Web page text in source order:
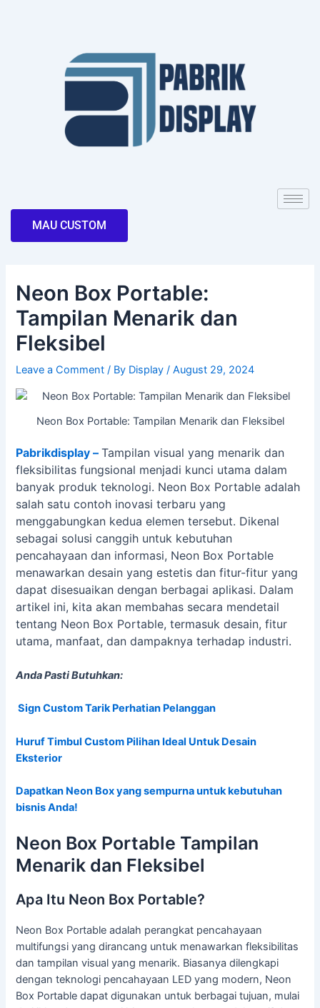
MAU CUSTOM
Neon Box Portable:
Tampilan Menarik dan
Fleksibel
Leave a Comment / By Display/August 29, 2024
Neon Box Portable: Tampilan Menarik dan Fleksibel
Pabrikdisplay –Tampilan visual yang menarik dan
fleksibilitas fungsional menjadi kunci utama dalam
banyak produk teknologi. Neon Box Portable adalah
salah satu contoh inovasi terbaru yang
menggabungkan kedua elemen tersebut. Dikenal
sebagai solusi canggih untuk kebutuhan
pencahayaan dan informasi, Neon Box Portable
menawarkan desain yang estetis dan fitur-fitur yang
dapat disesuaikan dengan berbagai aplikasi. Dalam
artikel ini, kita akan membahas secara mendetail
tentang Neon Box Portable, termasuk desain, fitur
utama, manfaat, dan dampaknya terhadap industri.
Anda Pasti Butuhkan:
Sign Custom Tarik Perhatian Pelanggan
Huruf Timbul Custom Pilihan Ideal Untuk Desain
Eksterior
Dapatkan Neon Box yang sempurna untuk kebutuhan
bisnis Anda!
Neon Box Portable Tampilan
Menarik dan Fleksibel
Apa Itu Neon Box Portable?
Neon Box Portable adalah perangkat pencahayaan
multifungsi yang dirancang untuk menawarkan fleksibilitas
dan tampilan visual yang menarik. Biasanya dilengkapi
dengan teknologi pencahayaan LED yang modern, Neon
Box Portable dapat digunakan untuk berbagai tujuan, mulai